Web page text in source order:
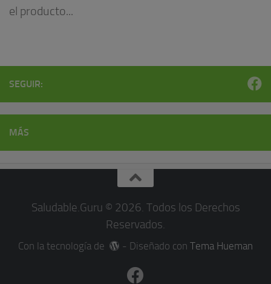
el producto...
SEGUIR:
MÁS
Saludable.Guru © 2026. Todos los Derechos
Reservados.
Con la tecnología de - Diseñado con Tema Hueman